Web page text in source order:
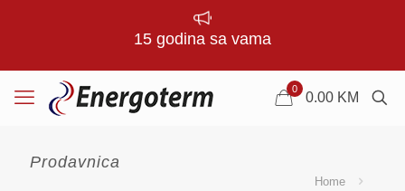
15 godina sa vama
0
0.00 KM
Prodavnica
Home